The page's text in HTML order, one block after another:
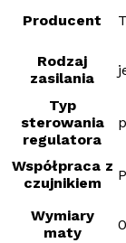
Producent
Rodzaj
zasilania
Typ
sterowania
regulatora
Współpraca z
czujnikiem
Wymiary
maty